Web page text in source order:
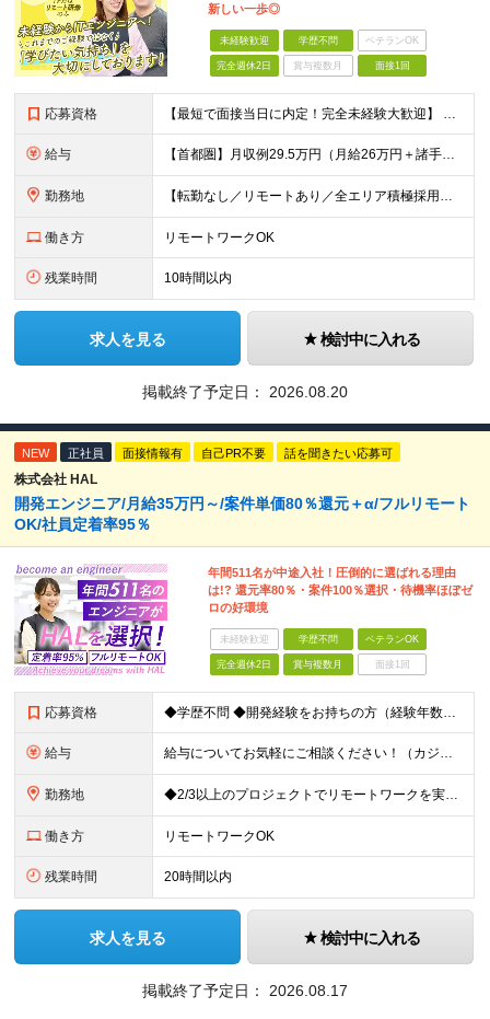
新しい一歩◎
未経験歓迎 学歴不問 ベテランOK
完全週休2日 賞与複数月 面接1回
応募資格 【最短で面接当日に内定！完全未経験大歓迎】 ・業種／職種未経験歓迎 ・社会人デビュー、第二新卒、既卒者大歓迎 ・学歴不問（文系、理系不問） ・20代～30代、男女問わず活躍中 ・服装、髪色自由 ・明確
給与 【首都圏】月収例29.5万円（月給26万円＋諸手当） 【東海・関西】月収例28.5万円（月給25万円＋諸手当） 【九州】月収例26万円（月給23万円＋諸手当） ※経験・スキル・前職給与を踏まえ、総合
勤務地 【転勤なし／リモートあり／全エリア積極採用】 ・大手企業のプロジェクト中心 ・勤務エリアや配属先は希望を考慮 ・研修はリモートメインで実施 ・UIターン歓迎 ＜主なエリア＞ ■首都圏…東京・神奈川・
働き方 リモートワークOK
残業時間 10時間以内
求人を見る 検討中に入れる
掲載終了予定日： 2026.08.20
NEW 正社員 面接情報有 自己PR不要 話を聞きたい応募可
株式会社 HAL
開発エンジニア/月給35万円～/案件単価80％還元＋α/フルリモート
OK/社員定着率95％
年間511名が中途入社！圧倒的に選ばれる理由
は!? 還元率80％・案件100％選択・待機率ほぼゼ
ロの好環境
未経験歓迎 学歴不問 ベテランOK
完全週休2日 賞与複数月 面接1回
応募資格 ◆学歴不問 ◆開発経験をお持ちの方（経験年数不問） ＜こんな方は大歓迎！＞ ◎今の収入をもっと増やしたい ◎もっと上流の案件で活躍したい ◎将来のキャリアにつながる案件に携わりたい ◎自分のやりたい
給与 給与についてお気軽にご相談ください！（カジュアル面談可能） 月給35万円～＋各種手当＋賞与2回 ※固定残業代は、時間外労働の有無に関わらず40時間分を87,500円～支給 ※超過分は別途支給 ※試用
勤務地 ◆2/3以上のプロジェクトでリモートワークを実施中！ ≪自社拠点≫ ・東京本社／東京都千代田区丸の内二丁目6番1号 丸の内パークビルディング6階 ・関西支社／⼤阪府⼤阪市中央区安⼟町2-3-13 ⼤
働き方 リモートワークOK
残業時間 20時間以内
求人を見る 検討中に入れる
掲載終了予定日： 2026.08.17